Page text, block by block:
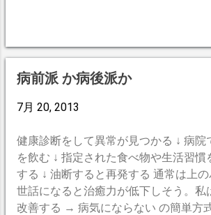
みに我が家では玄米ですが、炊く前
かくなって異物感は有りません。混ぜ
い液体や粉、小粒のものは何にでも入
止。 ご飯やパンを中心に考えるとどう
ましょう。 食べる順序は野菜から。
ぐに血糖値をあげないように、まずは
て、きのこなど菌類、海藻、タンパク
物となります。フルーツは食前がよく
後がよい。 食事の時間帯 朝は炭水化物
の生産が間に合わなくなると当然色
イム。 なんとこの時間帯でタンパク
ですよ。寝溜めしても無駄。この時間
になると思いたいのですが現実はシン
ら活動する人もいますが、タンパク質
界があるので、私は日に7時間は寝る
す。 眠れない人は体が疲れていない
→運動(疲労)→睡眠→ このサイクルが
も休むことが出来るのでストレスもリ
病前派 か病後派か
7月 20, 2013
健康診断をして異常が見つかる ↓ 病院
を飲む ↓ 指定された食べ物や生活習慣
する ↓ 油断すると再発する 通常は上
世話になると治癒力が低下しそう。私
改善する → 病気にならない の簡単方